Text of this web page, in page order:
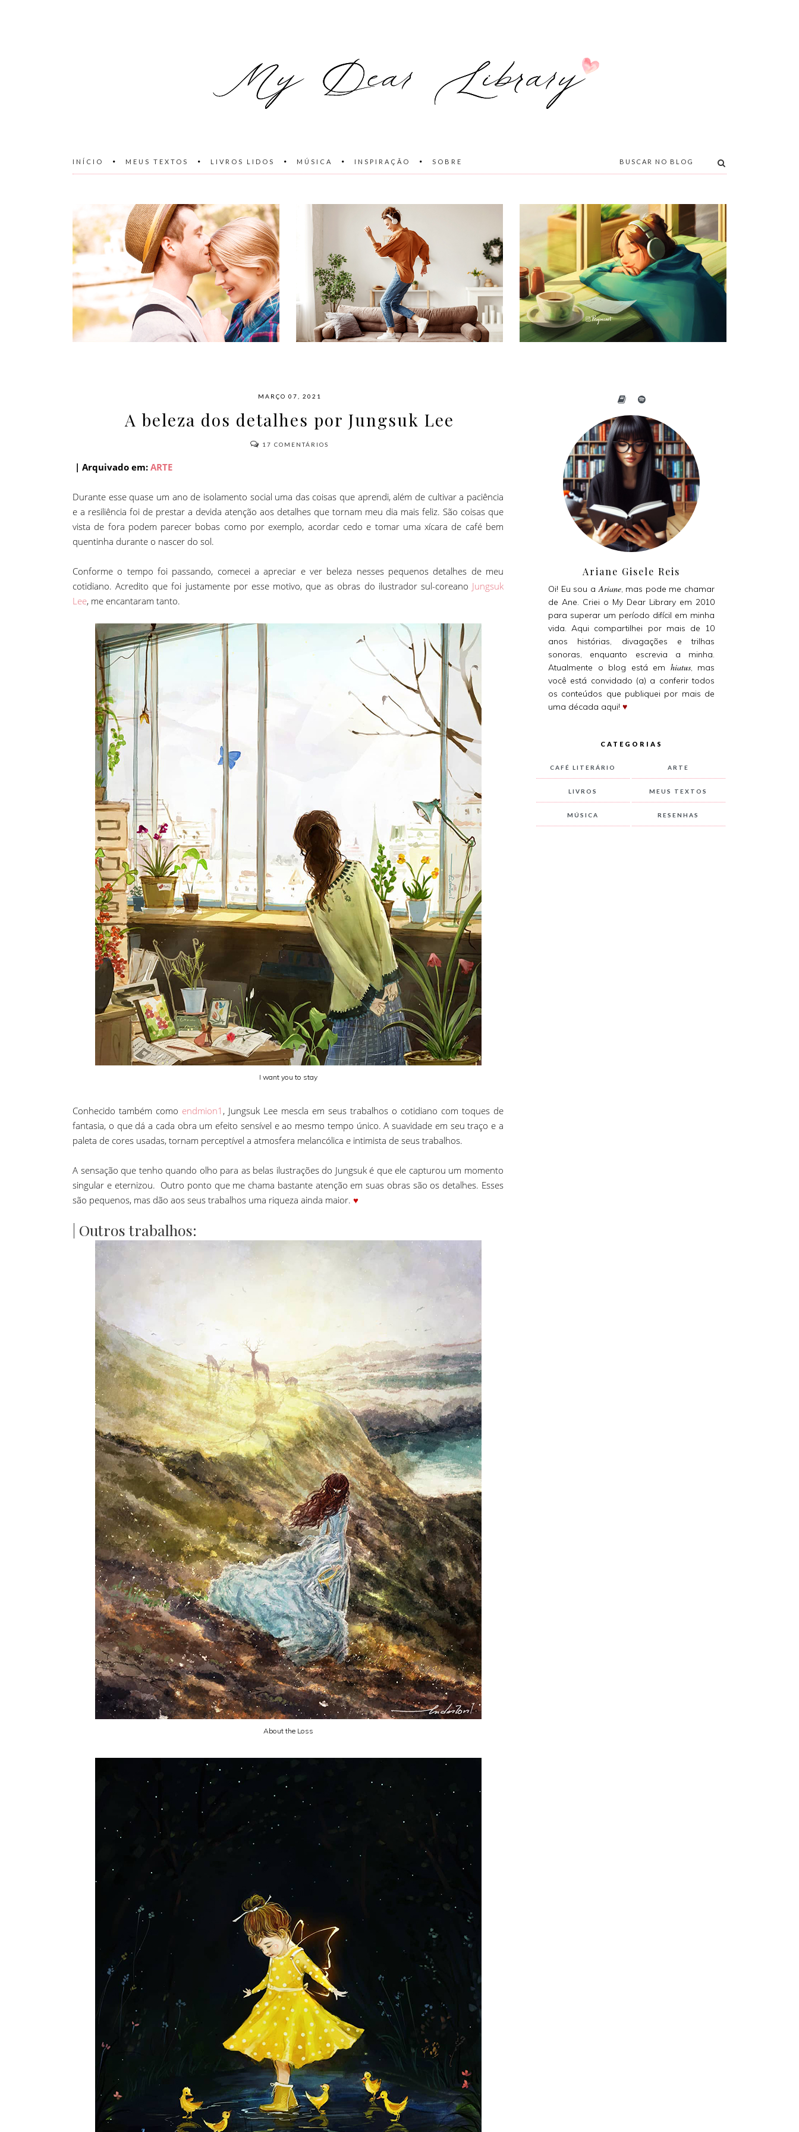
INÍCIO MEUS TEXTOS LIVROS LIDOS MÚSICA INSPIRAÇÃO SOBRE
MARÇO 07, 2021
A beleza dos detalhes por Jungsuk Lee
17 COMENTÁRIOS
| Arquivado em: ARTE
Durante esse quase um ano de isolamento social uma das coisas que aprendi, além de cultivar a paciência
e a resiliência foi de prestar a devida atenção aos detalhes que tornam meu dia mais feliz. São coisas que
vista de fora podem parecer bobas como por exemplo, acordar cedo e tomar uma xícara de café bem
quentinha durante o nascer do sol.
Conforme o tempo foi passando, comecei a apreciar e ver beleza nesses pequenos detalhes de meu
cotidiano. Acredito que foi justamente por esse motivo, que as obras do ilustrador sul-coreano Jungsuk
Lee, me encantaram tanto.
I want you to stay
Conhecido também como endmion1 , Jungsuk Lee mescla em seus trabalhos o cotidiano com toques de
fantasia, o que dá a cada obra um efeito sensível e ao mesmo tempo único. A suavidade em seu traço e a
paleta de cores usadas, tornam perceptível a atmosfera melancólica e intimista de seus trabalhos.
A sensação que tenho quando olho para as belas ilustrações do Jungsuk é que ele capturou um momento
singular e eternizou. Outro ponto que me chama bastante atenção em suas obras são os detalhes. Esses
são pequenos, mas dão aos seus trabalhos uma riqueza ainda maior. ♥
| Outros trabalhos:
About the Loss
Ariane Gisele Reis
Oi! Eu sou aAriane, mas pode me chamar
de Ane. Criei o My Dear Library em 2010
para superar um período difícil em minha
vida. Aqui compartilhei por mais de 10
anos histórias, divagações e trilhas
sonoras, enquanto escrevia a minha.
Atualmente o blog está em hiatus, mas
você está convidado (a) a conferir todos
os conteúdos que publiquei por mais de
uma década aqui! ♥
CATEGORIAS
CAFÉ LITERÁRIO ARTE
LIVROS MEUS TEXTOS
MÚSICA RESENHAS